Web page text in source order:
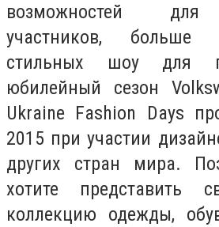
возможностей для
участников,
стильных шоу для
юбилейный сезон
Ukraine Fashion Days
2015 при участии
других стран мира.
хотите представить
коллекцию одежды,